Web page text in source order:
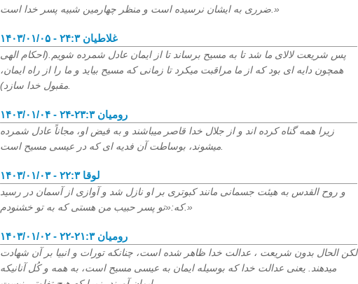
ضرری به ایشان نرسیده است و منظر چهارمین شبیه پسر خدا است.»
۱۴۰۳/۰۱/۰۵ - غلاطیان ۲۴:۳
پس شریعت لالای ما شد تا به مسیح برساند تا از ایمان عادل شمرده شویم.(احکام الهی
همچون دایه ای بود که از ما مراقبت میکرد تا زمانی که مسیح بیاید و ما را از راه ایمان،
۱۴۰۳/۰۱/۰۴ - رومیان ۲۳:۳-۲۴
زیرا همه گناه کرده اند و از جلال خدا قاصر میباشند و به فیض او، مجاناً عادل شمرده
۱۴۰۳/۰۱/۰۳ - لوقا ۲۲:۳
و روح القدس به هیئت جسمانی مانند کبوتری بر او نازل شد و آوازی از آسمان در رسید
که:«تو پسر حبیب من هستی که به تو خشنودم.»
۱۴۰۳/۰۱/۰۲ - رومیان ۲۱:۳-۲۲
لکن الحال بدون شریعت ، عدالت خدا ظاهر شده است، چنانکه تورات و انبیا بر آن شهادت
میدهند. یعنی عدالت خدا که بوسیله ایمان به عیسی مسیح است، به همه و کُل آنانیکه